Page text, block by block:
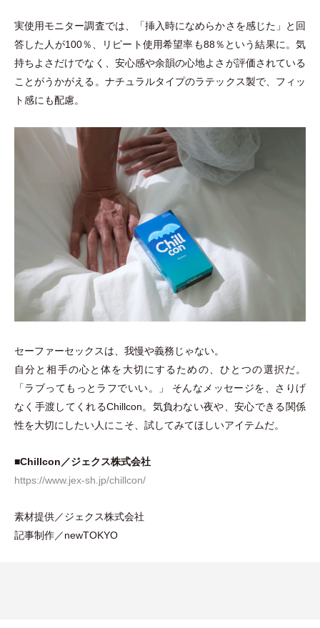
実使用モニター調査では、 「挿入時になめらかさを感じた 」
と回
答した人が100％、リピート使用希望率も88％という結果に。気
持ちよさだけでなく、安心感や余韻の心地よさが評価されている
ことがうかがえる。ナチュラルタイプのラテックス製で、フィッ
ト感にも配慮。
セーファーセックスは、我慢や義務じゃない。
自分と相手の心と体を大切にするための、ひとつの選択だ。
「ラブってもっとラフでいい。 」
そんなメッセージを、さりげ
なく手渡してくれるChillcon。気負わない夜や、安心できる関係
性を大切にしたい人にこそ、試してみてほしいアイテムだ。
■Chillcon／ジェクス株式会社
https://www.jex-sh.jp/chillcon/
素材提供／ジェクス株式会社
記事制作／newTOKYO